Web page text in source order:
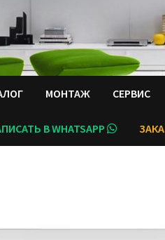
МОНТАЖ СЕРВИС
В WHATSAPP